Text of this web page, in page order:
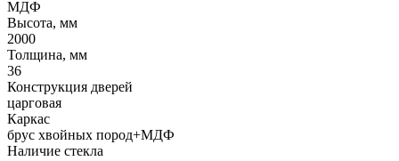
МДФ
Высота, мм
2000
Толщина, мм
36
Конструкция дверей
царговая
Каркас
брус хвойных пород+МДФ
Наличие стекла